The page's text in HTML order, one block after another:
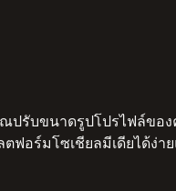
ณปรับขนาดรูปโปรไฟล์ขอ
ฟอร์มโซเชียลมีเดียได้ง่า